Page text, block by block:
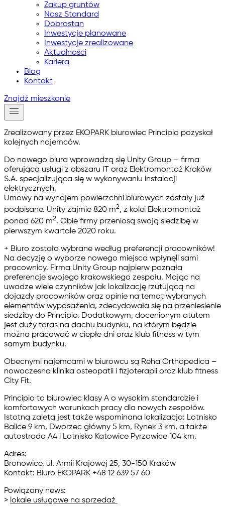
Zakup gruntów
Nasz Standard
Dobrostan
Inwestycje planowane
Inwestycje zrealizowane
Aktualności
Kariera
Blog
Kontakt
Znajdź mieszkanie
Zrealizowany przez EKOPARK biurowiec Principio pozyskał
kolejnych najemców.
Do nowego biura wprowadzą się Unity Group – firma
oferująca usługi z obszaru IT oraz Elektromontaż Kraków
S.A. specjalizująca się w wykonywaniu instalacji
elektrycznych.
Umowy na wynajem powierzchni biurowych zostały już
podpisane. Unity zajmie 820 m2, z kolei Elektromontaż
ponad 620 m2. Obie firmy przeniosą swoją siedzibę w
pierwszym kwartale 2020 roku.
+ Biuro zostało wybrane według preferencji pracowników!
Na decyzję o wyborze nowego miejsca wpłynęli sami
pracownicy. Firma Unity Group najpierw poznała
preferencje swojego krakowskiego zespołu. Mając na
uwadze wiele czynników jak lokalizację rzutującą na
dojazdy pracowników oraz opinie na temat wybranych
elementów wyposażenia, zdecydowała się na przeniesienie
siedziby do Principio. Dodatkowym, docenionym atutem
jest duży taras na dachu budynku, na którym będzie
można pracować w ciepłe dni oraz klub fitness w tym
samym budynku.
Obecnymi najemcami w biurowcu są Reha Orthopedica –
nowoczesna klinika osteopatii i fizjoterapii oraz klub fitness
City Fit.
Principio to biurowiec klasy A o wysokim standardzie i
komfortowych warunkach pracy dla nowych zespołów.
Istotną zaletą jest także wspominana lokalizacja: Lotnisko
Balice 9 km, Dworzec główny 5 km, Rynek 3 km, a także
autostrada A4 i Lotnisko Katowice Pyrzowice 104 km.
Adres:
Bronowice, ul. Armii Krajowej 25, 30-150 Kraków
Kontakt: Biuro EKOPARK +48 12 639 57 60
Powiązany news:
> lokale usługowe na sprzedaż